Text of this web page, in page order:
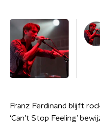
Franz Ferdinand blijft
‘Can’t Stop Feeling’